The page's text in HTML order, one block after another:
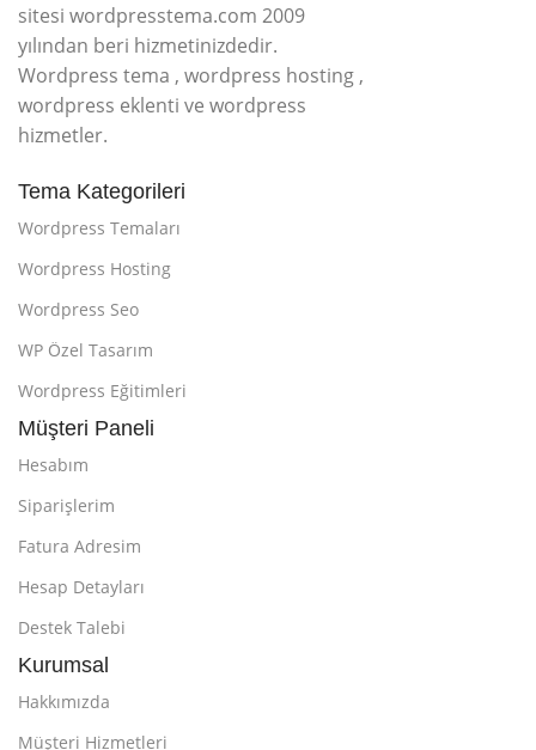
sitesi wordpresstema.com 2009
yılından beri hizmetinizdedir.
Wordpress tema , wordpress hosting ,
wordpress eklenti ve wordpress
hizmetler.
Tema Kategorileri
Wordpress Temaları
Wordpress Hosting
Wordpress Seo
WP Özel Tasarım
Wordpress Eğitimleri
Müşteri Paneli
Hesabım
Siparişlerim
Fatura Adresim
Hesap Detayları
Destek Talebi
Kurumsal
Hakkımızda
Müşteri Hizmetleri